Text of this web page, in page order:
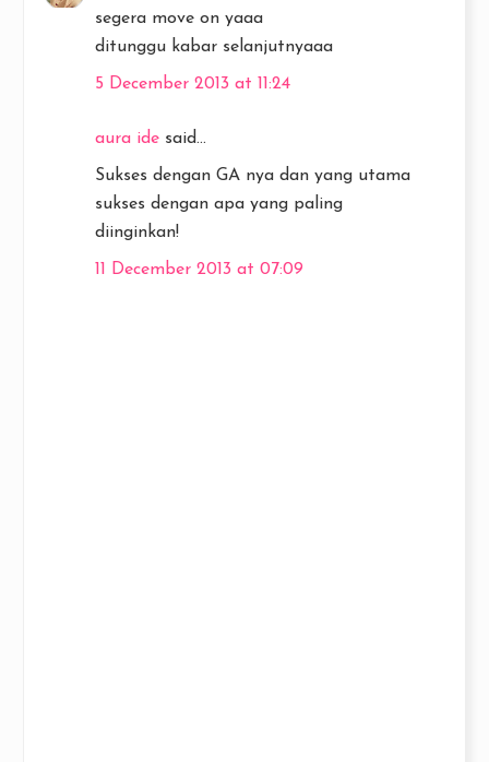
segera move on yaaa
ditunggu kabar selanjutnyaaa
5 December 2013 at 11:24
aura ide said...
Sukses dengan GA nya dan yang utama
sukses dengan apa yang paling
diinginkan!
11 December 2013 at 07:09